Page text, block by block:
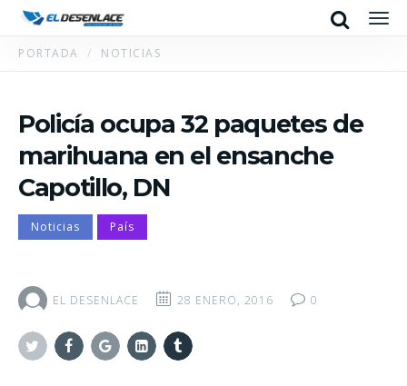
Search
PORTADA NOTICIAS
Policía ocupa 32 paquetes de
marihuana en el ensanche
Capotillo, DN
Noticias País
EL DESENLACE 28 ENERO, 2016 0